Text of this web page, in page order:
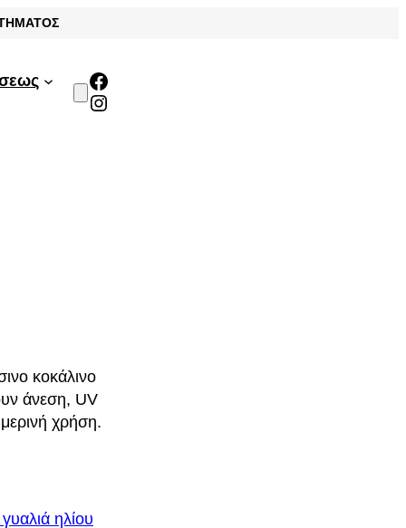
Facebook
Instagram
κοκάλινο
άνεση, UV
χρήση.
ηλίου